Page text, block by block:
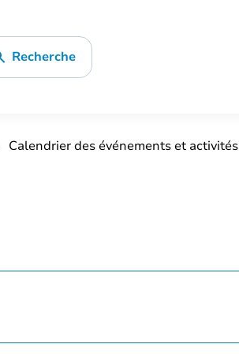
Recherche
Calendrier des événements et activités